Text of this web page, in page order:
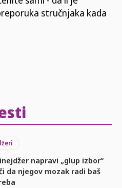
stručnjaka kada
napravi „glup izbor“
da njegov mozak radi baš